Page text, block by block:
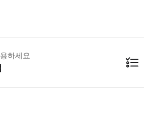
과 28일에는 이 체험을 이용할 수 없습니다. *
하세요